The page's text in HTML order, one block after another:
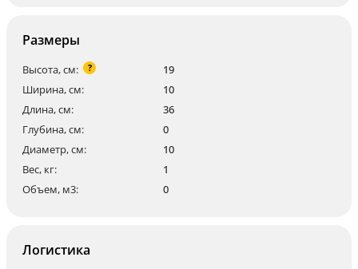
Размеры
Высота, см: ?
19
Ширина, см:
10
Длина, см:
36
Глубина, см:
0
Диаметр, см:
10
Вес, кг:
1
Объем, м3:
0
Логистика